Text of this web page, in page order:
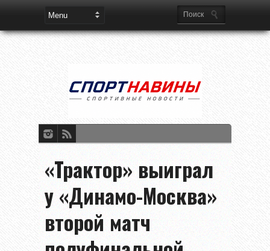
«Трактор» выиграл
у «Динамо-Москва»
второй матч